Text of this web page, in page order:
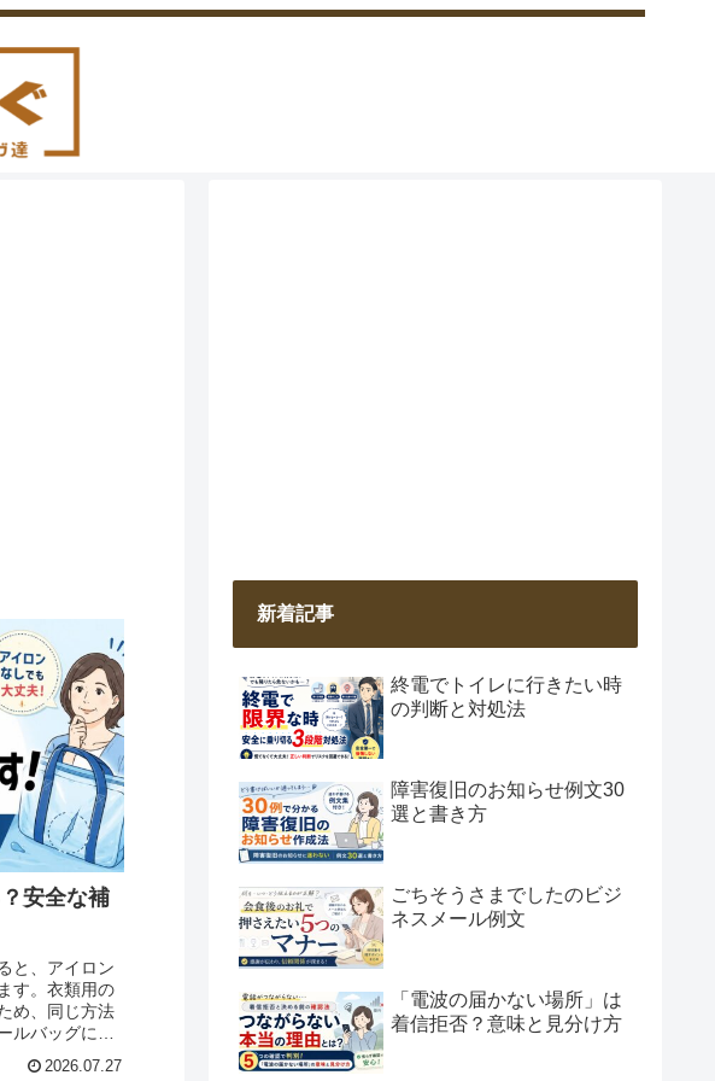
安全な補
と、アイロン
す。衣類用の
め、同じ方法
ルバッグに使
2026.07.27
新着記事
終電でトイレに行きたい時
の判断と対処法
障害復旧のお知らせ例文30
選と書き方
ごちそうさまでしたのビジ
ネスメール例文
「電波の届かない場所」は
着信拒否？意味と見分け方